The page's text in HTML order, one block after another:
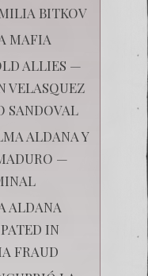
BITKOV
MAFIA
ALLIES —
VELASQUEZ
SANDOVAL
ALDANA Y
—
ALDANA
IN
FRAUD